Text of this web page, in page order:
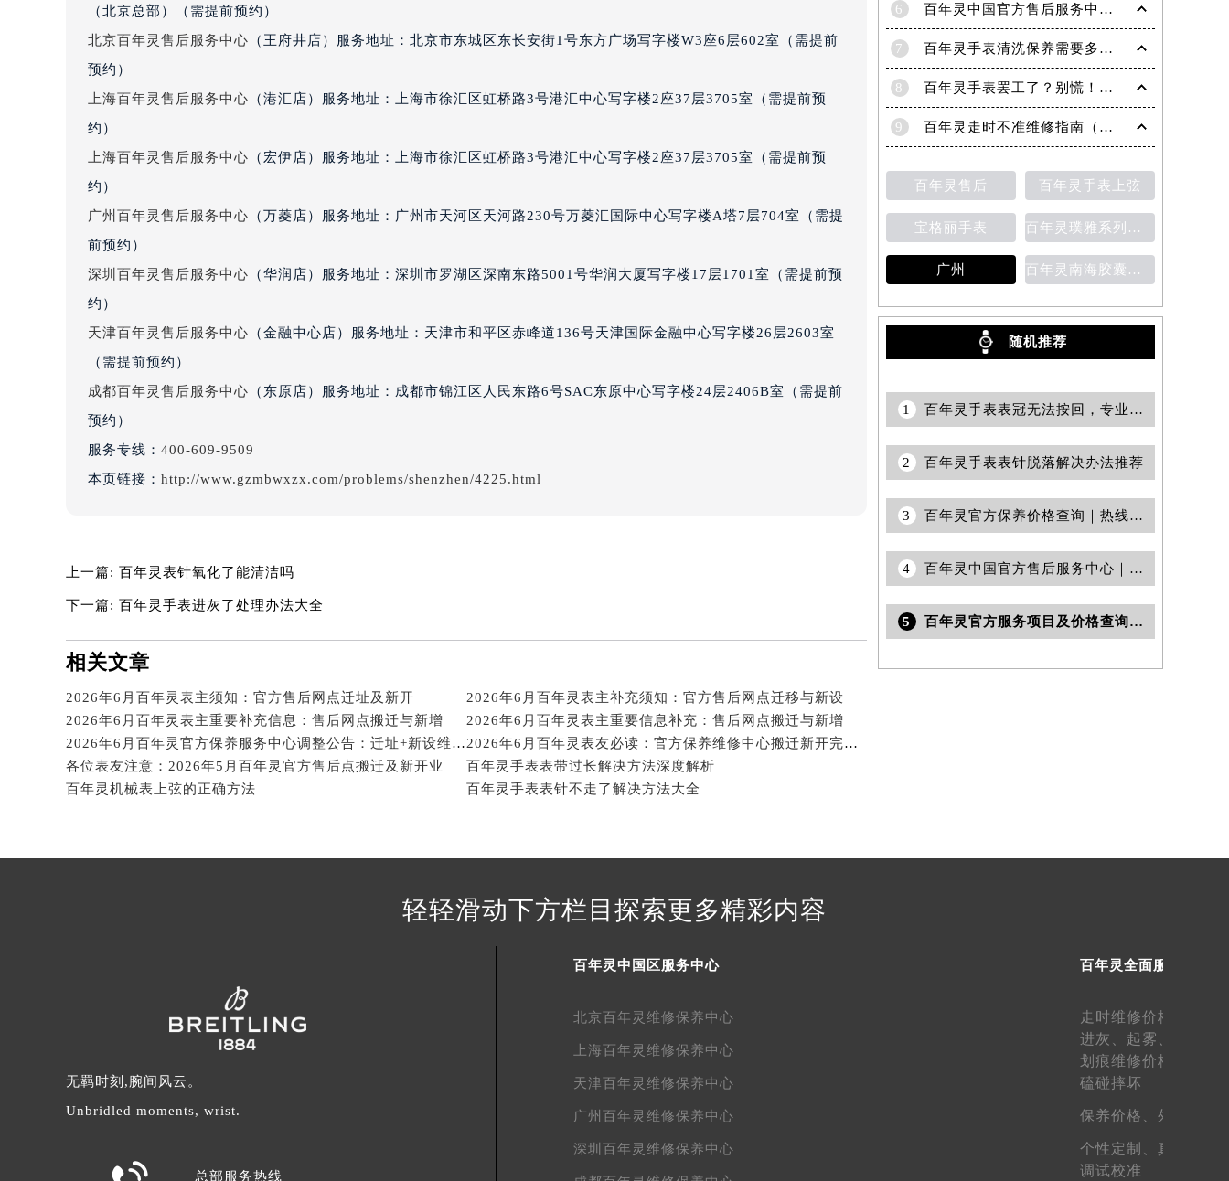
黑龙江省黑河市爱辉区中央街百年灵售后服务中心（需提前预约）
黑龙江省鸡西市鸡冠区红军路百年灵售后服务中心（需提前预约）
黑龙江省牡丹江市东安区太平路百年灵售后服务中心（需提前预约）
黑龙江省伊春市伊美区通河路百年灵售后服务中心（需提前预约）
吉林省白山市浑江区浑江大街百年灵售后服务中心（需提前预约）
吉林省辽源市龙山区人民大街百年灵售后服务中心（需提前预约）
吉林省松原市宁江区五环大街百年灵售后服务中心（需提前预约）
吉林省延边市延吉市解放路百年灵售后服务中心（需提前预约）
辽宁省鞍山市铁东区站前街百年灵售后服务中心（需提前预约）
辽宁省抚顺市新抚区东一路百年灵售后服务中心（需提前预约）
辽宁省阜新市海州区解放大街百年灵售后服务中心（需提前预约）
辽宁省盘锦市兴隆台区石油大街百年灵售后服务中心（需提前预约）
辽宁省铁岭市银州区南马路百年灵售后服务中心（需提前预约）
辽宁省营口市站前区市府路与渤海大街交叉口百年灵售后服务中心（需提前预约）
辽宁省沈阳市沈河区中街路137号亨得利名表维修授权店1楼百年灵售后服务中心（需提前预约）
北京市东城区东长安街1号王府井东方广场W3座6层602室百年灵售后服务中心（需提前预约）
内蒙古自治区阿拉善盟市左旗土尔扈特大街百年灵售后服务中心（需提前预约）
内蒙古自治区包头市青山区幸福路甲3号王府井百货名表维修百年灵售后服务中心（需提前预约）
内蒙古自治区赤峰市红山区哈达街百年灵售后服务中心（需提前预约）
内蒙古自治区鄂尔多斯市东胜区伊金霍洛街百年灵售后服务中心（需提前预约）
内蒙古自治区呼伦贝尔市海拉尔区中央街百年灵售后服务中心（需提前预约）
内蒙古自治区乌海市海勃湾区人民南路百年灵售后服务中心（需提前预约）
内蒙古自治区乌兰察布市集宁区恩和大街百年灵售后服务中心（需提前预约）
内蒙古自治区锡林郭勒盟市锡林浩特市光明街与额尔敦路交叉口百年灵售后服务中心（需提前预约）
内蒙古自治区兴安盟市乌兰浩特市兴安大街百年灵售后服务中心（需提前预约）
（北京总部）（需提前预约）
北京百年灵售后服务中心 （王府井店）服务地址：北京市东城区东长安街1号东方广场写字楼W3座6层602室（需提前
预约）
上海百年灵售后服务中心 （港汇店）服务地址：上海市徐汇区虹桥路3号港汇中心写字楼2座37层3705室（需提前预
约）
上海百年灵售后服务中心 （宏伊店）服务地址：上海市徐汇区虹桥路3号港汇中心写字楼2座37层3705室（需提前预
约）
广州百年灵售后服务中心 （万菱店）服务地址：广州市天河区天河路230号万菱汇国际中心写字楼A塔7层704室（需提
前预约）
深圳百年灵售后服务中心 （华润店）服务地址：深圳市罗湖区深南东路5001号华润大厦写字楼17层1701室（需提前预
约）
天津百年灵售后服务中心 （金融中心店）服务地址：天津市和平区赤峰道136号天津国际金融中心写字楼26层2603室
（需提前预约）
成都百年灵售后服务中心 （东原店）服务地址：成都市锦江区人民东路6号SAC东原中心写字楼24层2406B室（需提前
预约）
服务专线： 400-609-9509
本页链接： http://www.gzmbwxzx.com/problems/shenzhen/4225.html
上一篇: 百年灵表针氧化了能清洁吗
下一篇: 百年灵手表进灰了处理办法大全
相关文章
2026年6月百年灵表主须知：官方售后网点迁址及新开
2026年6月百年灵表主补充须知：官方售后网点迁移与新设
2026年6月百年灵表主重要补充信息：售后网点搬迁与新增
2026年6月百年灵表主重要信息补充：售后网点搬迁与新增
2026年6月百年灵官方保养服务中心调整公告：迁址+新设维修点
2026年6月百年灵表友必读：官方保养维修中心搬迁新开完整名录
各位表友注意：2026年5月百年灵官方售后点搬迁及新开业
百年灵手表表带过长解决方法深度解析
百年灵机械表上弦的正确方法
百年灵手表表针不走了解决方法大全
6 百年灵中国官方售后服务中心｜热线电话与门店地址权威信息声明（2026年7月最新）
7 百年灵手表清洗保养需要多久？
8 百年灵手表罢工了？别慌！专业解决方法助您重启时间流转
9 百年灵走时不准维修指南（恢复精准时间的方法）
百年灵售后 百年灵手表上弦
宝格丽手表 百年灵璞雅系列陀飞轮计时码表
广州 百年灵南海胶囊系列腕表
随机推荐
1 百年灵手表表冠无法按回，专业应对策略大公开
2 百年灵手表表针脱落解决办法推荐
3 百年灵官方保养价格查询｜热线和24小时维修地址权威信息公告（2026年7月最新）
4 百年灵中国官方售后服务中心｜全新服务电话和维修地址权威信息声明（2026年6月最新）
5 百年灵官方服务项目及价格查询｜地址和24小时售后电话权威信息通告（2026年7月最新）
轻轻滑动下方栏目探索更多精彩内容
无羁时刻,腕间风云。
Unbridled moments, wrist.
总部服务热线
百年灵中国区服务中心
北京百年灵维修保养中心
上海百年灵维修保养中心
天津百年灵维修保养中心
广州百年灵维修保养中心
深圳百年灵维修保养中心
百年灵全面服务
走时维修价格、
进灰、 起雾、
划痕维修价格、
磕碰摔坏
保养价格、外观维护
个性定制、真假鉴定
调试校准